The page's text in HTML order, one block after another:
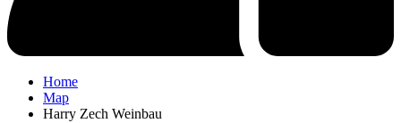
Home
Map
Harry Zech Weinbau